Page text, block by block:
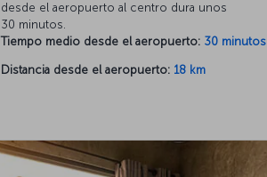
desde el aeropuerto al centro dura unos
30 minutos.
Tiempo medio desde el aeropuerto: 30 minutos
Distancia desde el aeropuerto: 18 km